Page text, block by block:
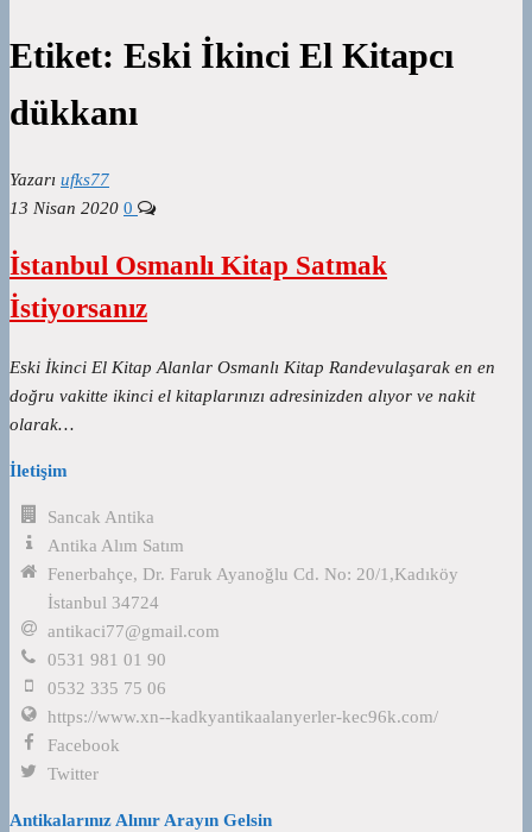
Etiket: Eski İkinci El Kitapcı
dükkanı
Yazarı ufks77
13 Nisan 2020 0
İstanbul Osmanlı Kitap Satmak
İstiyorsanız
Eski İkinci El Kitap Alanlar Osmanlı Kitap Randevulaşarak en en
doğru vakitte ikinci el kitaplarınızı adresinizden alıyor ve nakit
olarak…
İletişim
Sancak Antika
Antika Alım Satım
Fenerbahçe, Dr. Faruk Ayanoğlu Cd. No: 20/1,Kadıköy
İstanbul 34724
antikaci77@gmail.com
0531 981 01 90
0532 335 75 06
https://www.xn--kadkyantikaalanyerler-kec96k.com/
Facebook
Twitter
Antikalarınız Alınır Arayın Gelsin